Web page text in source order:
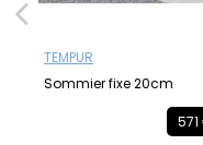
TEMPUR
Sommier fixe 20cm